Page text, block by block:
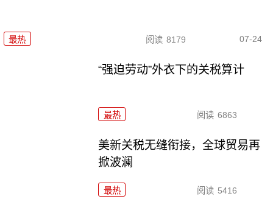
最热 阅读 8179 07-24
“强迫劳动”外衣下的关税算计
最热 阅读 6863
美新关税无缝衔接，全球贸易再
掀波澜
最热 阅读 5416